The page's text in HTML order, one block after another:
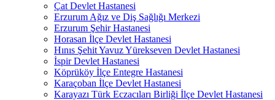
Çat Devlet Hastanesi
Erzurum Ağız ve Diş Sağlığı Merkezi
Erzurum Şehir Hastanesi
Horasan İlçe Devlet Hastanesi
Hınıs Şehit Yavuz Yürekseven Devlet Hastanesi
İspir Devlet Hastanesi
Köprüköy İlçe Entegre Hastanesi
Karaçoban İlçe Devlet Hastanesi
Karayazı Türk Eczacıları Birliği İlçe Devlet Hastanesi